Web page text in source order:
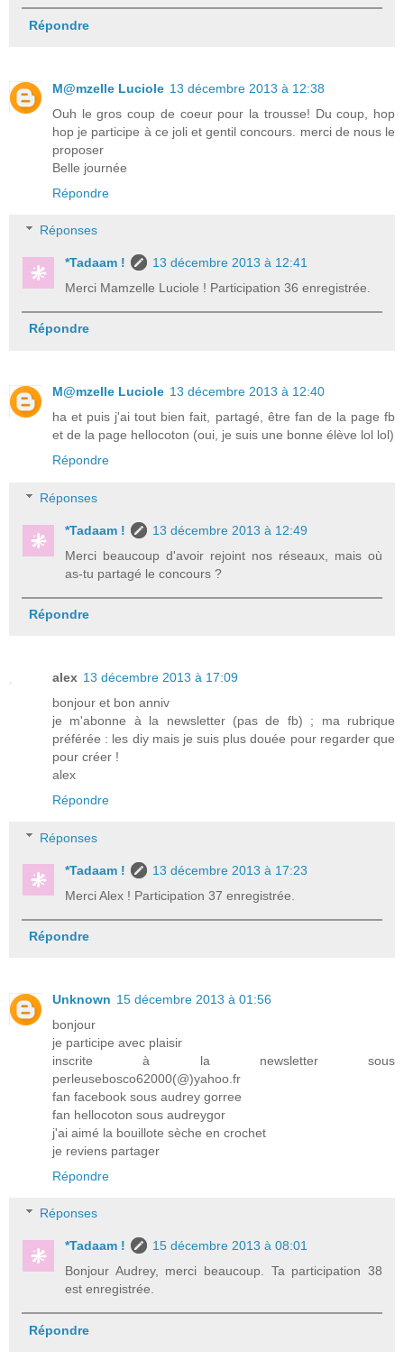
Répondre
M@mzelle Luciole 13 décembre 2013 à 12:38
Ouh le gros coup de coeur pour la trousse! Du coup, hop
hop je participe à ce joli et gentil concours. merci de nous le
proposer
Belle journée
Répondre
Réponses
*Tadaam !
13 décembre 2013 à 12:41
Merci Mamzelle Luciole ! Participation 36 enregistrée.
Répondre
M@mzelle Luciole 13 décembre 2013 à 12:40
ha et puis j'ai tout bien fait, partagé, être fan de la page fb
et de la page hellocoton (oui, je suis une bonne élève lol lol)
Répondre
Réponses
*Tadaam !
13 décembre 2013 à 12:49
Merci beaucoup d'avoir rejoint nos réseaux, mais où
as-tu partagé le concours ?
Répondre
alex 13 décembre 2013 à 17:09
bonjour et bon anniv
je m'abonne à la newsletter (pas de fb) ; ma rubrique
préférée : les diy mais je suis plus douée pour regarder que
pour créer !
alex
Répondre
Réponses
*Tadaam !
13 décembre 2013 à 17:23
Merci Alex ! Participation 37 enregistrée.
Répondre
Unknown 15 décembre 2013 à 01:56
bonjour
je participe avec plaisir
inscrite à la newsletter sous
perleusebosco62000(@)yahoo.fr
fan facebook sous audrey gorree
fan hellocoton sous audreygor
j'ai aimé la bouillote sèche en crochet
je reviens partager
Répondre
Réponses
*Tadaam !
15 décembre 2013 à 08:01
Bonjour Audrey, merci beaucoup. Ta participation 38
est enregistrée.
Répondre